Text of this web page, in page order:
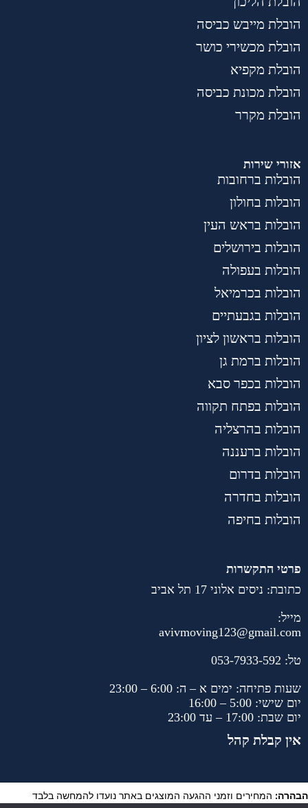
הובלת מייבש כביסה
הובלת מכשירי כושר
הובלת מקפיא
הובלת מכונת כביסה
הובלת מקרר
אזורי שירות
הובלות ברחובות
הובלות בחולון
הובלות בראש העין
הובלות בירושלים
הובלות בעפולה
הובלות בכרמיאל
הובלות בגבעתיים
הובלות בראשון לציון
הובלות ברמת גן
הובלות בכפר סבא
הובלות בפתח תקווה
הובלות בהרצליה
הובלות ברעננה
הובלות בדרום
הובלות בחדרה
הובלות בחיפה
פרטי התקשרות
כתובת: ניסים אלוני 17 תל אביב
מייל:
avivmoving123@gmail.com
טל: 053-7933-592
שעות פתיחה: ימים א – ה: 6:00 – 23:00
יום שישי: 5:00 – 16:00
יום שבת: 17:00 – עד 23:00
אין קבלת קהל
הבהרה: המחירים וזמני ההגעה המוצגים באתר נועדו להמחשה בלבד